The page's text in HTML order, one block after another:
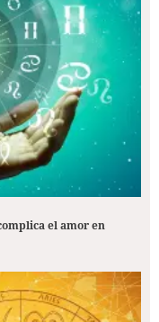
el amor en